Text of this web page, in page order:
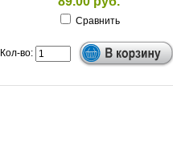
Сравнить
Кол-во: